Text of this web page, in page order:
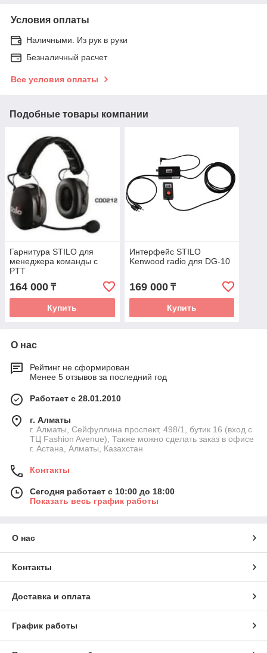
Условия оплаты
Наличными. Из рук в руки
Безналичный расчет
Все условия оплаты
Подобные товары компании
Гарнитура STILO для
менеджера команды с
PTT
164 000 ₸
Купить
Интерфейс STILO
Kenwood radio для DG-10
169 000₸
Купить
О нас
Рейтинг не сформирован
Менее 5 отзывов за последний год
Работает с 28.01.2010
г. Алматы
г. Алматы, Сейфуллина проспект, 498/1, бутик 16 (вход с
ТЦ Fashion Avenue), Также можно сделать заказ в офисе
г. Астана, Алматы, Казахстан
Контакты
Сегодня работает с 10:00 до 18:00
Показать весь график работы
О нас
Контакты
Доставка и оплата
График работы